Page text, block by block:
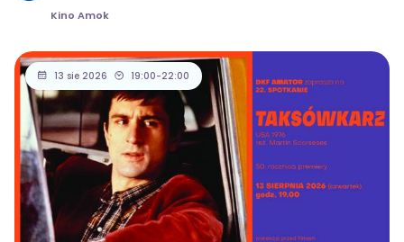
Kino Amok
13 sie 2026 19:00-22:00